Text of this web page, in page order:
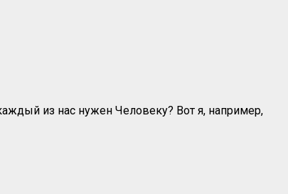
из нас нужен Человеку? Вот я, например,